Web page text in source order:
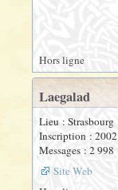
Hors ligne
Laegalad
Lieu : Strasbourg
Inscription : 2002
Messages : 2 998
Site Web